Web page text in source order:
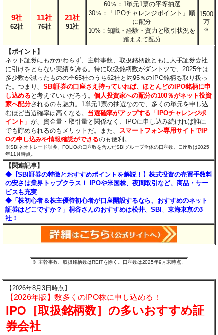
9社
62社
11社
76社
21社
91社
60％：1単元1票の平等抽選
30％：「IPOチャレンジポイント」順
に配分
10%：知識・経験・資力と取引状況を
踏まえて配分
1500
万
※
【ポイント】
ネット証券にもかかわらず、主幹事数、取扱銘柄数ともに大手証券会社
に引けをとらない実績を誇る。特に取扱銘柄数がダントツで、2025年は
多少数が減ったものの全65社のうち62社と約95％のIPO銘柄を取り扱っ
た。つまり、SBI証券の口座さえ持っていれば、ほとんどのIPO銘柄に申
し込める と考えていいだろう。個人投資家への配分の100％がネット投資
家へ配分されるのも魅力。1単元1票の抽選なので、多くの単元を申し込
むほど当選確率は高くなる。 当選確率がアップする「IPOチャレンジポ
イント」が、資金量・取引量と関係なく、IPOに申し込み続ければ誰に
でも貯められるのもメリットだ。また、 スマートフォン専用サイトでIP
Oの申し込みや情報確認ができるのも便利。
※SBIネオトレード証券、FOLIOの口座数を含んだSBIグループ全体の口座数。口座数は2025
年11月時点。
【関連記事】
◆【SBI証券の特徴とおすすめポイントを解説！】株式投資の売買手数料
の安さは業界トップクラス！ IPOや米国株、夜間取引など、商品・サー
ビスも充実
◆「株初心者＆株主優待初心者が口座開設するなら、おすすめのネット
証券はどこですか？」桐谷さんのおすすめは松井、SBI、東海東京の3
社！
※ 主幹事数、取扱銘柄数はREITを除く。口座数は2025年9月末時点。
【2026年8月3日時点】
【2026年版】数多くのIPO株に申し込める！
IPO［取扱銘柄数］の多いおすすめ証
券会社